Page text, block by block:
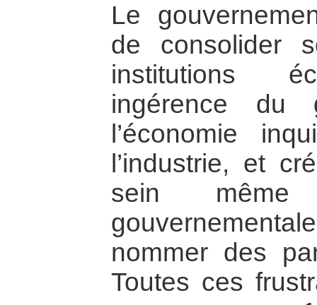
Le
de consolider
institutions
ingérence du
l’économie
l’industrie, et
sein même
nommer des
Toutes ces